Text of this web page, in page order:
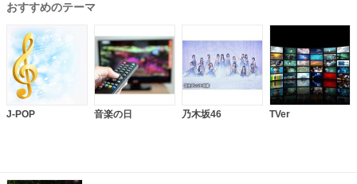
おすすめのテーマ
J-POP 音楽の日 乃木坂46 TVer